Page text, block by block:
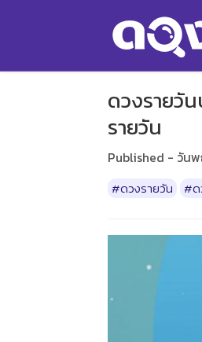
ดวงรายวั
รายวัน
Published - วัน
#ดวงรายวัน #ด